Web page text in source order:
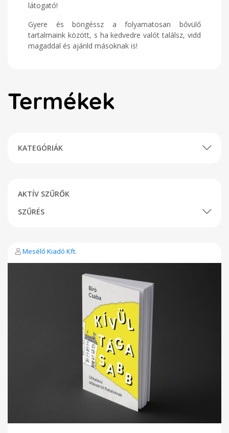
látogató!
Gyere és böngéssz a folyamatosan bővülő
tartalmaink között, s ha kedvedre valót találsz, vidd
magaddal és ajánld másoknak is!
Termékek
KATEGÓRIÁK
AKTÍV SZŰRŐK
SZŰRÉS
Mesélő Kiadó Kft.